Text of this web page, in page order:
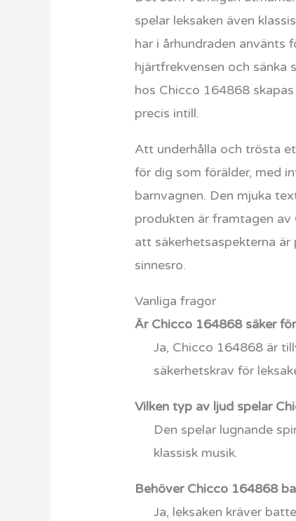
spelar leksaken även
har i århundraden använts
hjärtfrekvensen och sänka
hos Chicco 164868
precis intill.
Att underhålla och trösta
för dig som förälder, med
barnvagnen. Den mjuka
produkten är framtagen av
att säkerhetsaspekterna
sinnesro.
Vanliga fragor
Är Chicco 164868 säker
Ja, Chicco 164868 är
säkerhetskrav för
Vilken typ av ljud spelar
Den spelar lugnande
klassisk musik.
Behöver Chicco 164868
Ja, leksaken kräver